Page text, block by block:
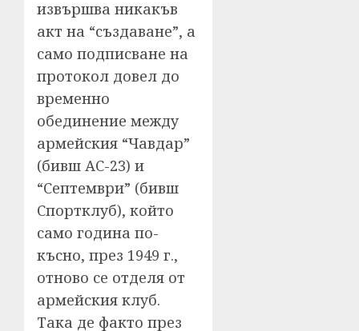
извършва никакъв
акт на “създаване”, а
само подписване на
протокол довел до
временно
обединение между
армейския “Чавдар”
(бивш АС-23) и
“Септември” (бивш
Спортклуб), който
само година по-
късно, през 1949 г.,
отново се отделя от
армейския клуб.
Така де факто през